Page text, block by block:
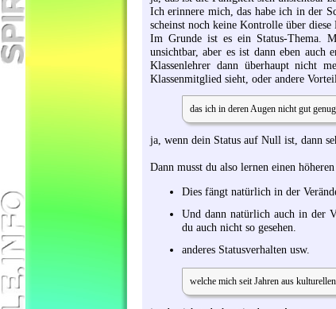
Ich erinnere mich, das habe ich in der
scheinst noch keine Kontrolle über
Im Grunde ist es ein Status-Thema.
unsichtbar, aber es ist dann eben
Klassenlehrer dann überhaupt nicht
Klassenmitglied sieht, oder andere
das ich in deren Augen nicht gut
ja, wenn dein Status auf Null ist, dann
Dann musst du also lernen einen
Dies fängt natürlich in der
Und dann natürlich auch in der
du auch nicht so gesehen.
anderes Statusverhalten usw.
welche mich seit Jahren aus